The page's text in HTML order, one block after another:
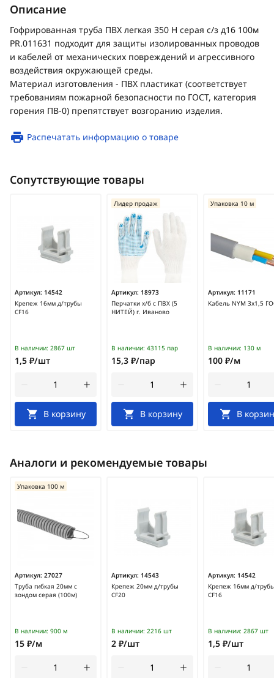
Описание
Гофрированная труба ПВХ легкая 350 Н серая с/з д16 100м
PR.011631 подходит для защиты изолированных проводов
и кабелей от механических повреждений и агрессивного
воздействия окружающей среды.
Материал изготовления - ПВХ пластикат (соответствует
требованиям пожарной безопасности по ГОСТ, категория
горения ПВ-0) препятствует возгоранию изделия.
Распечатать информацию о товаре
Сопутствующие товары
Артикул: 14542
Крепеж 16мм д/трубы
CF16
В наличии: 2867 шт
1,5 ₽/шт
В корзину
Артикул: 18973
Перчатки х/б с ПВХ (5
НИТЕЙ) г. Иваново
Лидер продаж
В наличии: 43115 пар
15,3 ₽/пар
В корзину
Артикул: 11171
Кабель NYM 3х1,5
Упаковка 10 м
В наличии: 130 м
100 ₽/м
В
Аналоги и рекомендуемые товары
Артикул: 27027
Труба гибкая 20мм с
зондом серая (100м)
Упаковка 100 м
В наличии: 900 м
15 ₽/м
Артикул: 14543
Крепеж 20мм д/трубы
CF20
В наличии: 2216 шт
2 ₽/шт
Артикул: 14542
Крепеж 16мм д/
CF16
В наличии: 2867 шт
1,5 ₽/шт